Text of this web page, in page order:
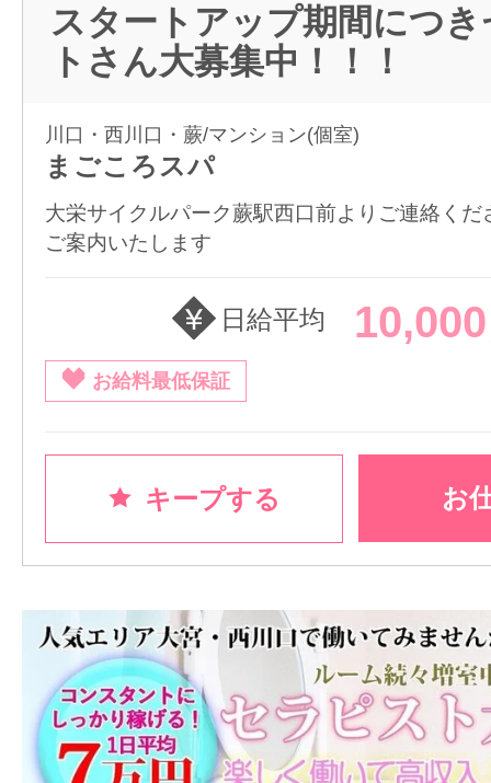
スタートアップ期間につ
トさん大募集中！！！
川口・西川口・蕨/マンション(個室)
まごころスパ
大栄サイクルパーク蕨駅西口前よりご連絡くだ
ご案内いたします
日給平均
お給料最低保証
キープする お